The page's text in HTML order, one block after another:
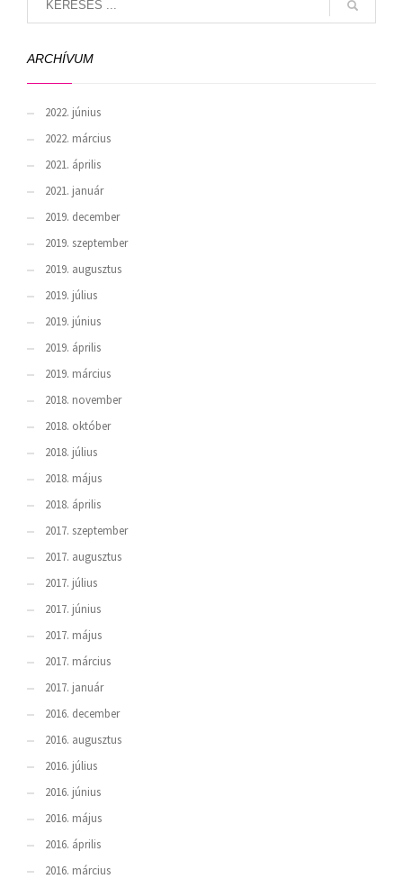
ARCHÍVUM
2022. június
2022. március
2021. április
2021. január
2019. december
2019. szeptember
2019. augusztus
2019. július
2019. június
2019. április
2019. március
2018. november
2018. október
2018. július
2018. május
2018. április
2017. szeptember
2017. augusztus
2017. július
2017. június
2017. május
2017. március
2017. január
2016. december
2016. augusztus
2016. július
2016. június
2016. május
2016. április
2016. március